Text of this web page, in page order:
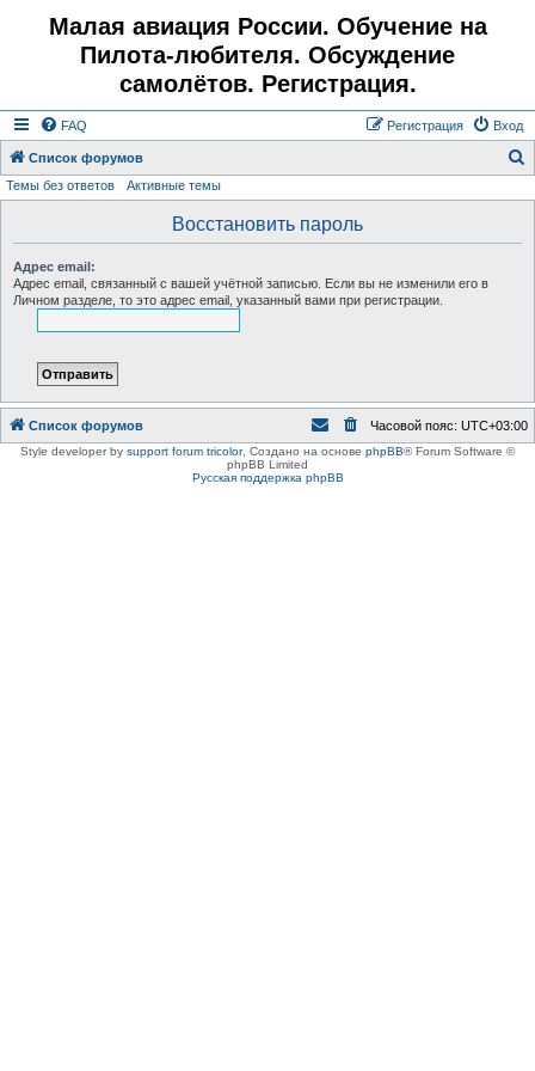
Малая авиация России. Обучение на
Пилота-любителя. Обсуждение
самолётов. Регистрация.
FAQ Вход
Регистрация
Список форумов
Темы без ответов Активные темы
Восстановить пароль
Адрес email:
Адрес email, связанный с вашей учётной записью. Если вы не изменили его в
Личном разделе, то это адрес email, указанный вами при регистрации.
Список форумов Часовой пояс: UTC+03:00
Style developer by support forum tricolor, Создано на основе phpBB® Forum Software ©
phpBB Limited
Русская поддержка phpBB